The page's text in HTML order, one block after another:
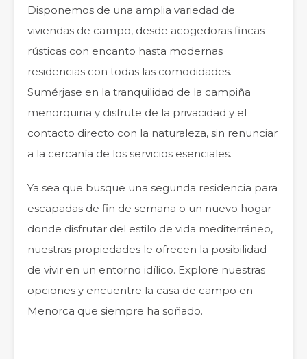
Disponemos de una amplia variedad de
viviendas de campo, desde acogedoras fincas
rústicas con encanto hasta modernas
residencias con todas las comodidades.
Sumérjase en la tranquilidad de la campiña
menorquina y disfrute de la privacidad y el
contacto directo con la naturaleza, sin renunciar
a la cercanía de los servicios esenciales.
Ya sea que busque una segunda residencia para
escapadas de fin de semana o un nuevo hogar
donde disfrutar del estilo de vida mediterráneo,
nuestras propiedades le ofrecen la posibilidad
de vivir en un entorno idílico. Explore nuestras
opciones y encuentre la casa de campo en
Menorca que siempre ha soñado.